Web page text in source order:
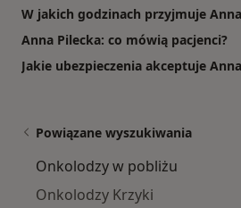
W jakich godzinach przyjmuje
Anna Pilecka: co mówią pacjenci?
Jakie ubezpieczenia akceptuje
Powiązane wyszukiwania
Onkolodzy w pobliżu
Onkolodzy Krzyki